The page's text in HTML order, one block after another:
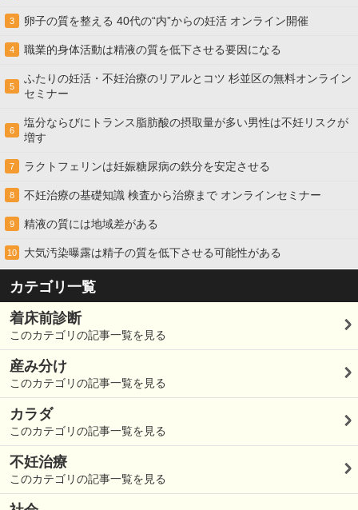
3 卵子の質を整える 40代の“内”からの妊活 オンライン開催
4 職業的身体活動は精液の質を低下させる要因になる
5
ふたりの妊活・不妊治療のリアルとコツ 杉並区の無料オンライン
セミナー
6
塩分ならびにトランス脂肪酸の摂取量が多い男性は不妊リスクが
増す
7 ラクトフェリンは妊娠糖尿病の鉄分を安定させる
8 不妊治療の基礎知識 検査から治療まで オンラインセミナー
9 精液の質には地域差がある
10 大気汚染曝露は精子の質を低下させる可能性がある
カテゴリ一覧
着床前診断
このカテゴリの記事一覧を見る
産み分け
このカテゴリの記事一覧を見る
カラダ
このカテゴリの記事一覧を見る
不妊治療
このカテゴリの記事一覧を見る